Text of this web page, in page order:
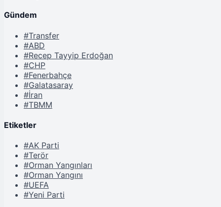
Gündem
#Transfer
#ABD
#Recep Tayyip Erdoğan
#CHP
#Fenerbahçe
#Galatasaray
#İran
#TBMM
Etiketler
#AK Parti
#Terör
#Orman Yangınları
#Orman Yangını
#UEFA
#Yeni Parti